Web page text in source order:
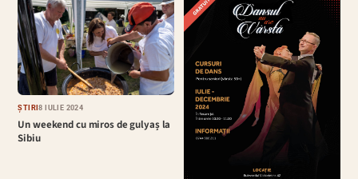
ȘTIRI8 IULIE 2024
Un weekend cu miros de gulyaș la
Sibiu